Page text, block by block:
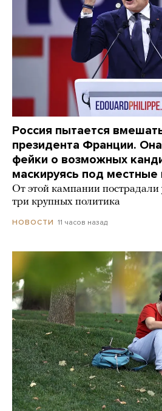
Россия пытается
президента Франции.
фейки о возможных
маскируясь под местные
От этой кампании
три крупных политика
НОВОСТИ 11 часов назад